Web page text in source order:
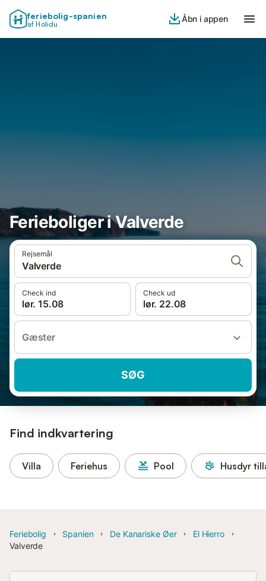
feriebolig-spanien
af Holidu
Åbn i appen
Ferieboliger i Valverde
Rejsemål
Valverde
Check ind
lør. 15.08
Check ud
lør. 22.08
Gæster
SØG
Find indkvartering
Villa Feriehus Pool Husdyr
Feriebolig Spanien De Kanariske Øer
El Hierro
Valverde